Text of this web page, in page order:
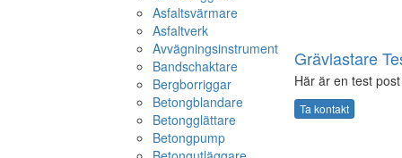
Asfaltsvärmare
Asfaltverk
Avvägningsinstrument
Bandschaktare
Bergborriggar
Betongblandare
Betongglättare
Betongpump
Grävlastare
Här är en test
Ta kontakt